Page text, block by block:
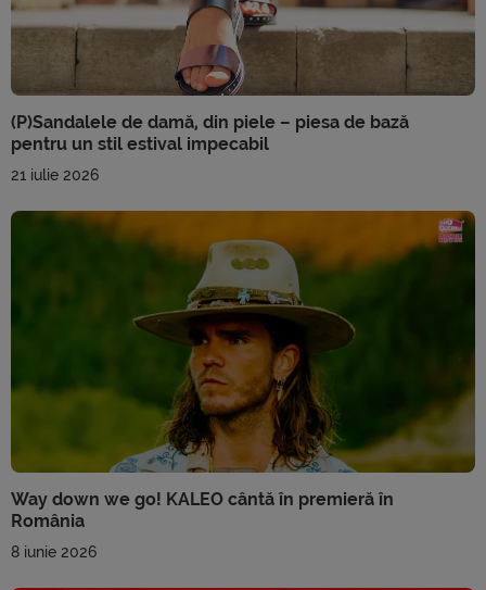
(P)Sandalele de damă, din piele – piesa de bază
pentru un stil estival impecabil
21 iulie 2026
Way down we go! KALEO cântă în premieră în
România
8 iunie 2026